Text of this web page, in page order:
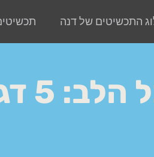
התכשיטים של דנה